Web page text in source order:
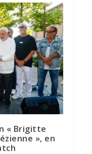
« Brigitte
», en